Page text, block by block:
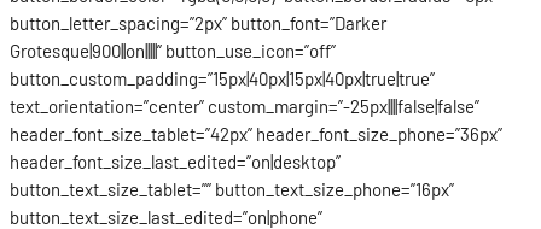
button_letter_spacing=”2px” button_font=”Darker
Grotesque|900||on|||||” button_use_icon=”off”
button_custom_padding=”15px|40px|15px|40px|true|true”
text_orientation=”center” custom_margin=”-25px||||false|false”
header_font_size_tablet=”42px” header_font_size_phone=”36px”
header_font_size_last_edited=”on|desktop”
button_text_size_tablet=”” button_text_size_phone=”16px”
button_text_size_last_edited=”on|phone”